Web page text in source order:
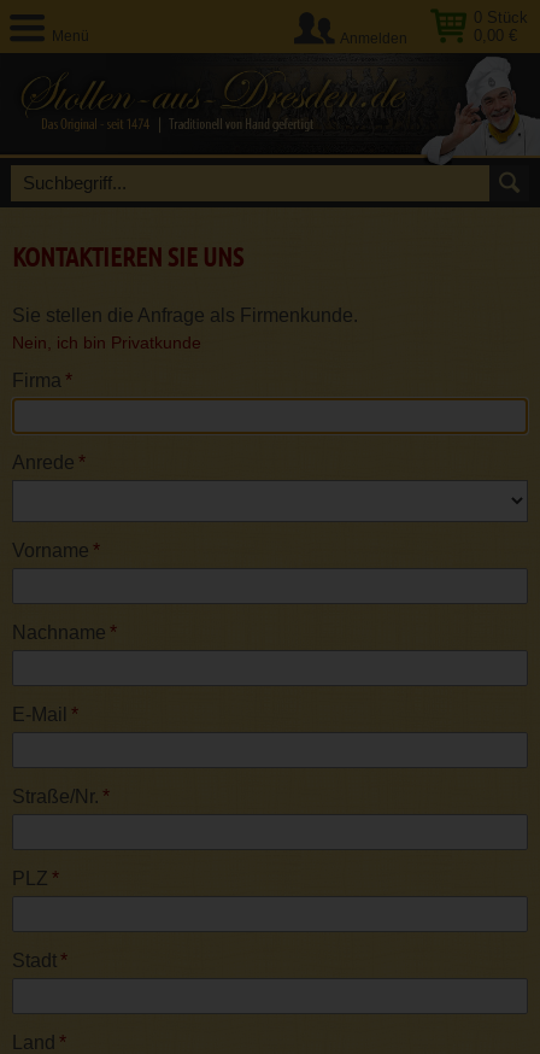
Menü
0 Stück
0,00 €
Anmelden
KONTAKTIEREN SIE UNS
Sie stellen die Anfrage als Firmenkunde.
Nein, ich bin Privatkunde
Firma *
Anrede *
Vorname *
Nachname *
E-Mail *
Straße/Nr. *
PLZ *
Stadt *
Land *